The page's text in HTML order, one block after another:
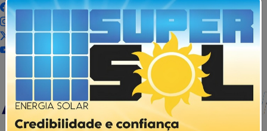
MENU